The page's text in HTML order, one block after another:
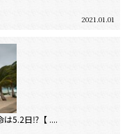
2021.01.01
は5.2日⁉【 ....